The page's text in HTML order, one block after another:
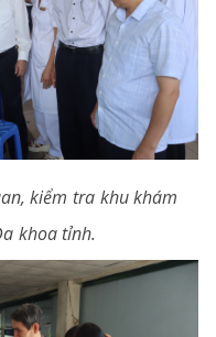
kiểm tra khu khám
khoa tỉnh.